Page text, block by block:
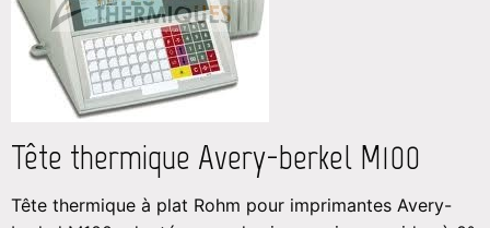
Tête thermique Avery-berkel M100
Tête thermique à plat Rohm pour imprimantes Avery-